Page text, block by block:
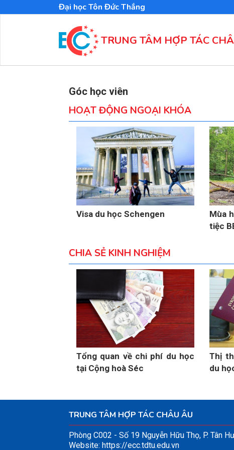
đến
Đại học Tôn Đức Thắng
TRUNG TÂM HỢP TÁC
Góc học viên
HOẠT ĐỘNG NGOẠI KHÓA
Visa du học Schengen
Mùa
tiệc
CHIA SẺ KINH NGHIỆM
Tổng quan về chi phí du học
tại Cộng hoà Séc
Thị
du
TRUNG TÂM HỢP TÁC CHÂU ÂU
Phòng C002 - Số 19 Nguyễn Hữu Thọ, P. Tân
Website: https://ecc.tdtu.edu.vn